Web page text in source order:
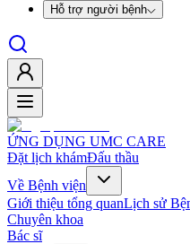
Hỗ trợ người bệnh
ỨNG DỤNG UMC CARE
Đặt lịch khámĐấu thầu
Về Bệnh viện
Giới thiệu tổng quanLịch sử
Chuyên khoa
Bác sĩ